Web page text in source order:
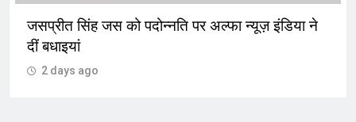
जसप्रीत सिंह जस को पदोन्नति पर अल्फा न्यूज़ इंडिया ने
दीं बधाइयां
2 days ago